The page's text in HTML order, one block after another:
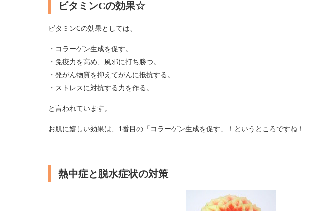
ビタミンCの効果☆
ビタミンCの効果としては、
・コラーゲン生成を促す。
・免疫力を高め、風邪に打ち勝つ。
・発がん物質を抑えてがんに抵抗する。
・ストレスに対抗する力を作る。
と言われています。
お肌に嬉しい効果は、1番目の「コラーゲン生成を促す」！というところですね！
熱中症と脱水症状の対策